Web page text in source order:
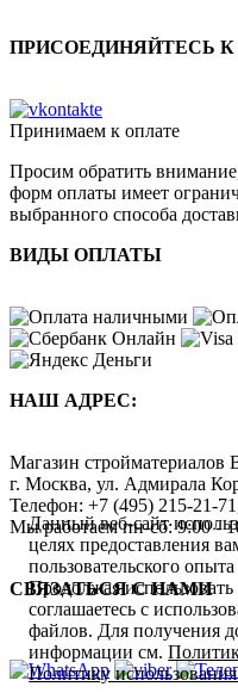
ПРИСОЕДИНЯЙТЕСЬ
Принимаем к оплате
Просим обратить
форм оплаты имеет
выбранного способа
ВИДЫ ОПЛАТЫ
НАШ АДРЕС:
Магазин стройматериалов
г. Москва, ул. Адмирала
Телефон: +7 (495) 215-21-71
Мы работаемпн-сб: 9:00 -
СВЯЗАТЬСЯ С НАМИ
Данный веб-сайт
целях предоставления
пользовательского
Продолжая
соглашаетесь с
файлов. Для получения
информации см.
Политику